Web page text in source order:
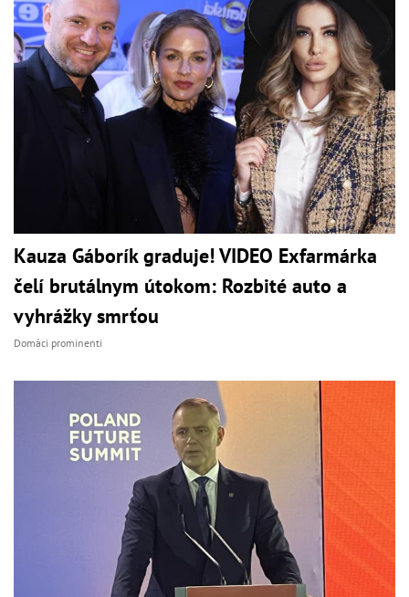
Kauza Gáborík graduje! VIDEO Exfarmárka
čelí brutálnym útokom: Rozbité auto a
vyhrážky smrťou
Domáci prominenti